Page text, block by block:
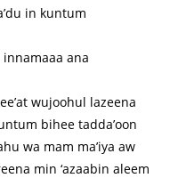
in kuntum
innamaaa ana
wujoohul lazeena
bihee tadda’oon
wa mam ma’iya aw
min ‘azaabin aleem